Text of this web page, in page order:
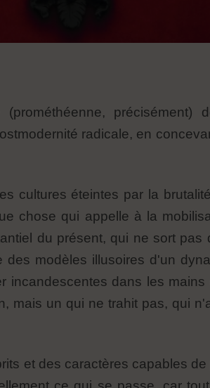
radicale, en
cultures éteintes par la
chose qui appelle à la
du présent, qui ne sort
modèles illusoires d'un
incandescentes dans les
mais un qui ne trahit pas, qui
et des caractères capables